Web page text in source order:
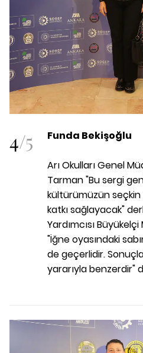
4/5 Funda Bekişoğlu
Arı Okulları Genel
Tarman "Bu sergi
kültürümüzün seçkin
katkı sağlayacak"
Yardımcısı
"İğne oyasındaki
de geçerlidir.
yararıyla benzerdir"